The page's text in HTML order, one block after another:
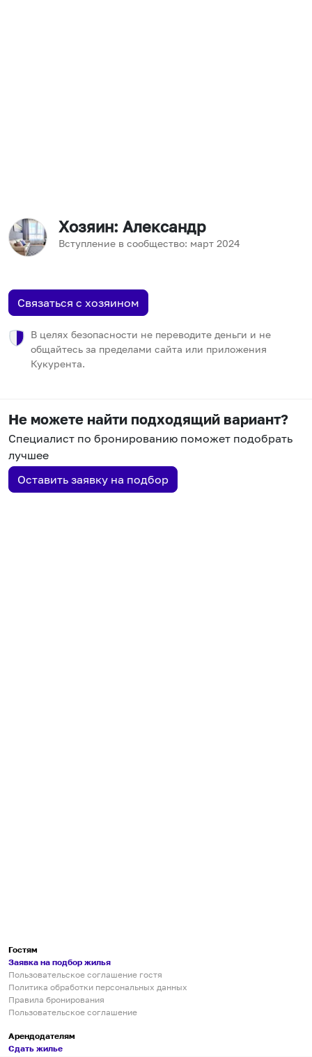
Хозяин: Александр
Вступление в сообщество: март 2024
Связаться с хозяином
В целях безопасности не переводите деньги и не
общайтесь за пределами сайта или приложения
Кукурента.
Не можете найти подходящий вариант?
Специалист по бронированию поможет подобрать
лучшее
Оставить заявку на подбор
Гостям
Заявка на подбор жилья
Пользовательское соглашение гостя
Политика обработки персональных данных
Правила бронирования
Пользовательское соглашение
Арендодателям
Сдать жилье